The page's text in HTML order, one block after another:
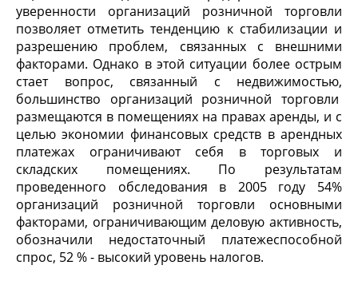
уверенности организаций розничной торговли
позволяет отметить тенденцию к стабилизации и
разрешению проблем, связанных с внешними
факторами. Однако в этой ситуации более острым
стает вопрос, связанный с недвижимостью,
большинство организаций розничной торговли
размещаются в помещениях на правах аренды, и с
целью экономии финансовых средств в арендных
платежах ограничивают себя в торговых и
складских помещениях. По результатам
проведенного обследования в 2005 году 54%
организаций розничной торговли основными
факторами, ограничивающим деловую активность,
обозначили недостаточный платежеспособной
спрос, 52 % - высокий уровень налогов.